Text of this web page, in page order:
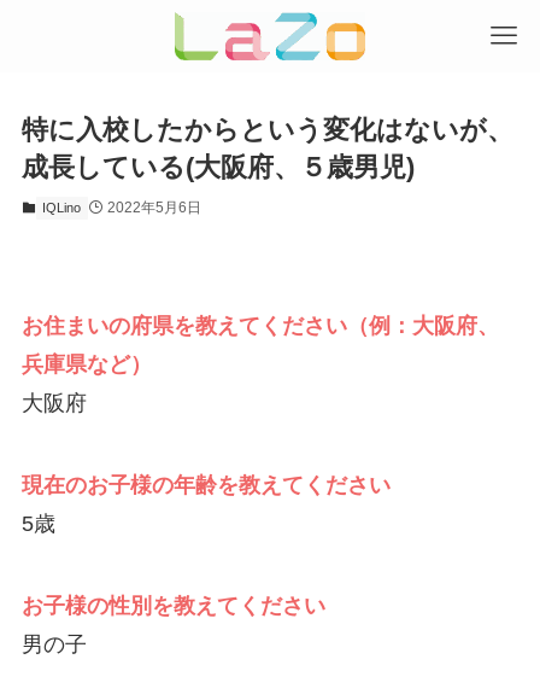
特に入校したからという変化はないが、
成長している(大阪府、５歳男児)
IQLino 2022年5月6日
お住まいの府県を教えてください（例：大阪府、
兵庫県など）
大阪府
現在のお子様の年齢を教えてください
5歳
お子様の性別を教えてください
男の子